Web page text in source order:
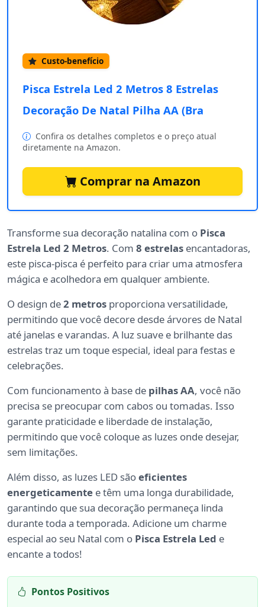
Custo-benefício
Pisca Estrela Led 2 Metros 8 Estrelas
Decoração De Natal Pilha AA (Bra
Confira os detalhes completos e o preço atual
diretamente na Amazon.
Comprar na Amazon
Transforme sua decoração natalina com o Pisca
Estrela Led 2 Metros. Com 8 estrelas encantadoras,
este pisca-pisca é perfeito para criar uma atmosfera
mágica e acolhedora em qualquer ambiente.
O design de2 metros proporciona versatilidade,
permitindo que você decore desde árvores de Natal
até janelas e varandas. A luz suave e brilhante das
estrelas traz um toque especial, ideal para festas e
celebrações.
Com funcionamento à base de pilhas AA, você não
precisa se preocupar com cabos ou tomadas. Isso
garante praticidade e liberdade de instalação,
permitindo que você coloque as luzes onde desejar,
sem limitações.
Além disso, as luzes LED sãoeficientes
energeticamente e têm uma longa durabilidade,
garantindo que sua decoração permaneça linda
durante toda a temporada. Adicione um charme
especial ao seu Natal com o Pisca Estrela Led e
encante a todos!
Pontos Positivos